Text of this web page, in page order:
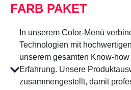
FARB PAKET
In unserem Color-Menü
Technologien mit
unserem gesamten Know-
Erfahrung. Unsere
zusammengestellt, damit